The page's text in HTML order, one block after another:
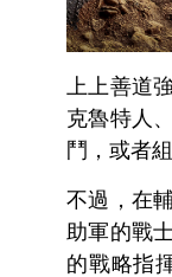
上上善道
克魯特人
鬥，或者
不過，在
助軍的戰
的戰略指